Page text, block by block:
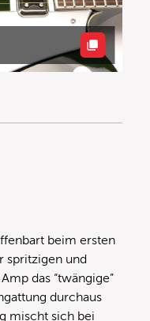
beim ersten
spritzigen und
das “twängige”
durchaus
mischt sich bei